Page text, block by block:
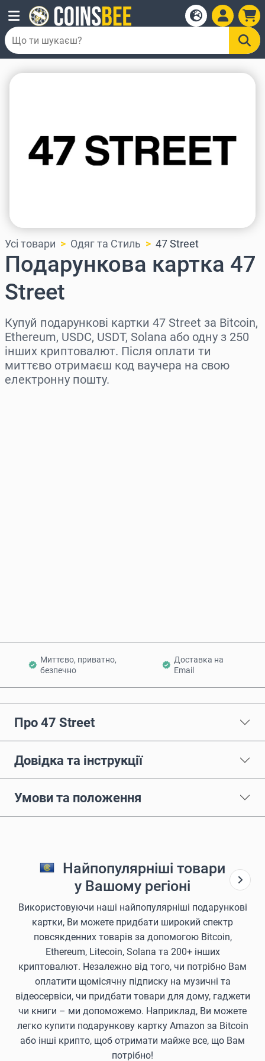
Усі товари Одяг та Стиль 47 Street
Подарункова картка 47
Street
Купуй подарункові картки 47 Street за Bitcoin,
Ethereum, USDC, USDT, Solana або одну з 250
інших криптовалют. Після оплати ти
миттєво отримаєш код ваучера на свою
електронну пошту.
Миттєво, приватно,
безпечно
Доставка на
Email
Про 47 Street
Довідка та інструкції
Умови та положення
Найпопулярніші товари
у Вашому регіоні
Використовуючи наші найпопулярніші подарункові
картки, Ви можете придбати широкий спектр
повсякденних товарів за допомогою Bitcoin,
Ethereum, Litecoin, Solana та 200+ інших
криптовалют. Незалежно від того, чи потрібно Вам
оплатити щомісячну підписку на музичні та
відеосервіси, чи придбати товари для дому, гаджети
чи книги – ми допоможемо. Наприклад, Ви можете
легко купити подарункову картку Amazon за Bitcoin
або інші крипто, щоб отримати майже все, що Вам
потрібно!